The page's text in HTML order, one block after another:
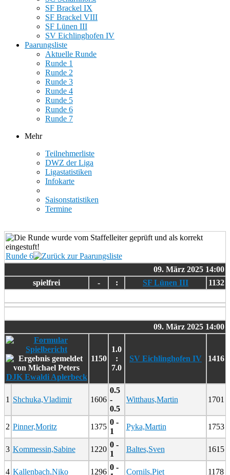
SF Brackel IX
SF Brackel VIII
SF Lünen III
SV Eichlinghofen IV
Paarungsliste
Aktuelle Runde
Runde 1
Runde 2
Runde 3
Runde 4
Runde 5
Runde 6
Runde 7
Mehr
Teilnehmerliste
DWZ der Liga
Ligastatistiken
Infokarte
Saisonstatistiken
Termine
Runde 6
09. März 2025 14:00
spielfrei
- : SF Lünen III 1132
09. März 2025 14:00
DJK Ewaldi Aplerbeck
1150
1.0
:
7.0
SV Eichlinghofen IV 1416
1 Shchuka,Vladimir 1606
0.5
-
0.5
Witthaus,Martin 1701
2 Pinner,Moritz 1375
0 -
1
Pyka,Martin 1753
3 Kommessin,Sabine 1220
0 -
1
Baltes,Sven 1615
4 Kallenbach,Niko 1296
0 -
Cornils,Piet 1178